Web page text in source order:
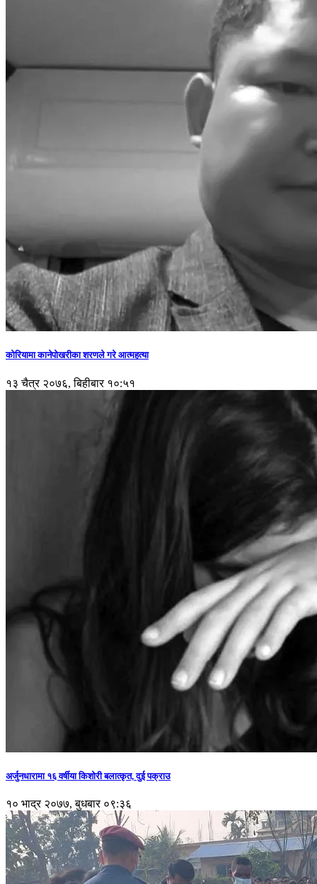
कोरियामा कानेपोखरीका शरणले गरे आत्महत्या
१३ चैत्र २०७६, बिहीबार १०:५१
अर्जुनधारामा १६ वर्षीया किशोरी बलात्कृत, दुई पक्राउ
१० भाद्र २०७७, बुधबार ०९:३६